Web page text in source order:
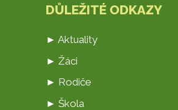
DŮLEŽITÉ ODKAZY
► Aktuality
► Žáci
► Rodiče
► Škola